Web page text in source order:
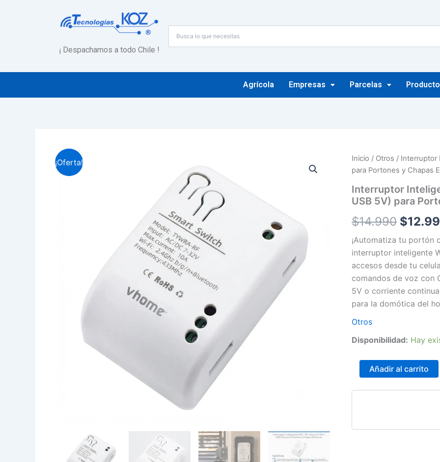
¡ Despachamos a todo Chile !
Agrícola Empresas Parcelas
¡Oferta! Inicio / Otros / Interruptor
para Portones y Chapas
Interruptor
USB 5V) para
$14.990
El
era:
$
¡Automatiza tu portón
interruptor inteligente
accesos desde tu
comandos de voz con
5V o corriente
para la domótica del
Otros
Disponibilidad: Hay
Interruptor
Inteligente
Wifi
+
RF
Vhome
(7-
32V
USB
5V)
para
Portones
Chapas
Eléctricas.
Añadir al carrito